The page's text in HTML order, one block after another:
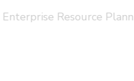
Resource Planning),